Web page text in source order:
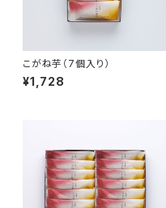
こがね芋（7個入り）
¥1,728